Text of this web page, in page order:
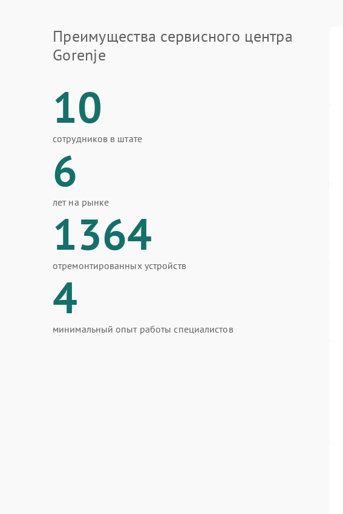
Преимущества сервисного центра
Gorenje
10
сотрудников в штате
6
лет на рынке
1364
отремонтированных устройств
4
минимальный опыт работы специалистов